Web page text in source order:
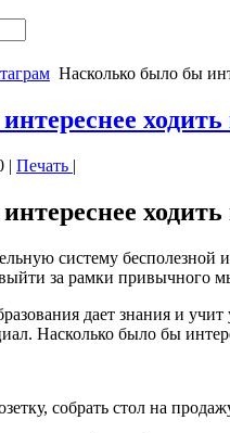
Насколько было бы
| Печать |
систему бесполезной
за рамки привычного
дает знания и
Насколько было бы
собрать стол на